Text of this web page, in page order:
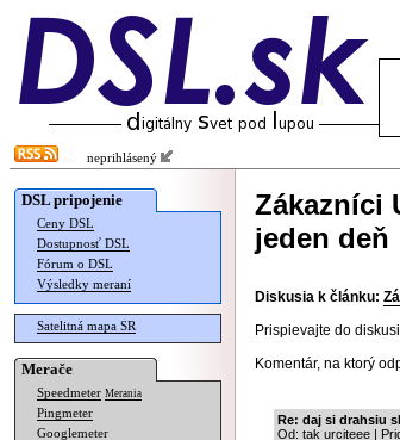
neprihlásený
DSL pripojenie
Ceny DSL
Dostupnosť DSL
Fórum o DSL
Výsledky meraní
Satelitná mapa SR
Merače
Speedmeter Merania
Pingmeter
Googlemeter
Zákazníci
jeden deň
Diskusia k článku:
Prispievajte do
Komentár, na ktorý
Re: daj si drahsiu
Od: tak urciteee |